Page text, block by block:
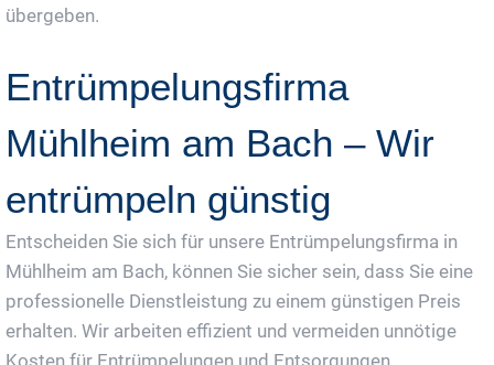
übergeben.
Entrümpelungsfirma
Mühlheim am Bach – Wir
entrümpeln günstig
Entscheiden Sie sich für unsere Entrümpelungsfirma in
Mühlheim am Bach, können Sie sicher sein, dass Sie eine
professionelle Dienstleistung zu einem günstigen Preis
erhalten. Wir arbeiten effizient und vermeiden unnötige
Kosten für Entrümpelungen und Entsorgungen.